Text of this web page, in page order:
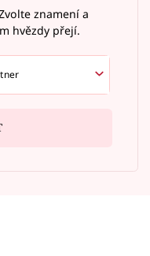
znamení a
hvězdy přejí.